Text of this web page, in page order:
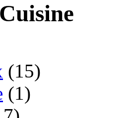
(15)
(1)